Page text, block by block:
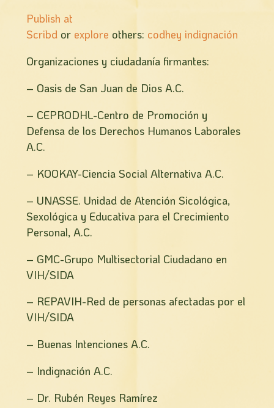
Publish at
Scribdor explore others: codhey indignación
Organizaciones y ciudadanía firmantes:
– Oasis de San Juan de Dios A.C.
– CEPRODHL-Centro de Promoción y
Defensa de los Derechos Humanos Laborales
A.C.
– KOOKAY-Ciencia Social Alternativa A.C.
– UNASSE. Unidad de Atención Sicológica,
Sexológica y Educativa para el Crecimiento
Personal, A.C.
– GMC-Grupo Multisectorial Ciudadano en
VIH/SIDA
– REPAVIH-Red de personas afectadas por el
VIH/SIDA
– Buenas Intenciones A.C.
– Indignación A.C.
– Dr. Rubén Reyes Ramí­rez